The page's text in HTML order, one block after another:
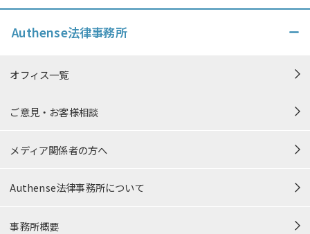
Authense法律事務所
オフィス一覧
ご意見・お客様相談
メディア関係者の方へ
Authense法律事務所について
事務所概要